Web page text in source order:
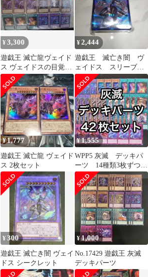
¥3,300
遊戯王 滅亡龍ヴェイド
ス ヴェイドスの目覚め
融合体 まとめ
¥2,444
遊戯王 滅亡き闇 ヴ
ェイドス スリーブ
遊戯王の日
¥1,777
遊戯王 滅亡龍 ヴェイド
ス 2枚セット
¥1,555
WPP5 灰滅 デッキパ
ーツ 14種類3枚ずつ42
枚セット
¥300
遊戯王 滅亡き闇 ヴェイ
ドス シークレット
¥1,000
No.17429 遊戯王 灰滅
デッキパーツ